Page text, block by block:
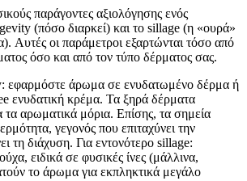
παράγοντες αξιολόγησης ενός
(πόσο διαρκεί) και το sillage (η «ουρά»
Αυτές οι παράμετροι εξαρτώνται τόσο από
όσο και από τον τύπο δέρματος σας.
εφαρμόστε άρωμα σε ενυδατωμένο δέρμα ή
ενυδατική κρέμα. Τα ξηρά δέρματα
αρωματικά μόρια. Επίσης, τα σημεία
γεγονός που επιταχύνει την
τη διάχυση. Για εντονότερο sillage:
ειδικά σε φυσικές ίνες (μάλλινα,
το άρωμα για εκπληκτικά μεγάλο